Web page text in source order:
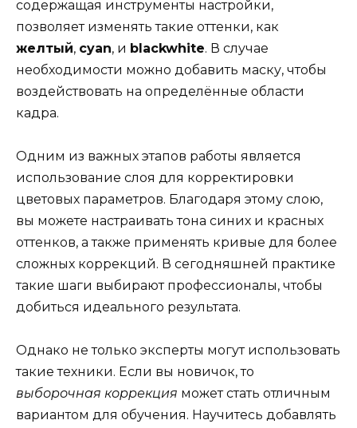
содержащая инструменты настройки,
позволяет изменять такие оттенки, как
желтый, cyan, и blackwhite. В случае
необходимости можно добавить маску, чтобы
воздействовать на определённые области
кадра.
Одним из важных этапов работы является
использование слоя для корректировки
цветовых параметров. Благодаря этому слою,
вы можете настраивать тона синих и красных
оттенков, а также применять кривые для более
сложных коррекций. В сегодняшней практике
такие шаги выбирают профессионалы, чтобы
добиться идеального результата.
Однако не только эксперты могут использовать
такие техники. Если вы новичок, то
выборочная коррекция может стать отличным
вариантом для обучения. Научитесь добавлять